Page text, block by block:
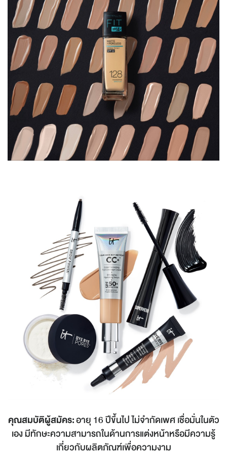
คุณสมบัติผู้สมัคร:อายุ 16 ปีขึ้นไป ไม่จำกัดเพศ เชื่อมั่นในตัว
เอง มีทักษะความสามารถในด้านการแต่งหน้าหรือมีความรู้
เกี่ยวกับผลิตภัณฑ์เพื่อความงาม